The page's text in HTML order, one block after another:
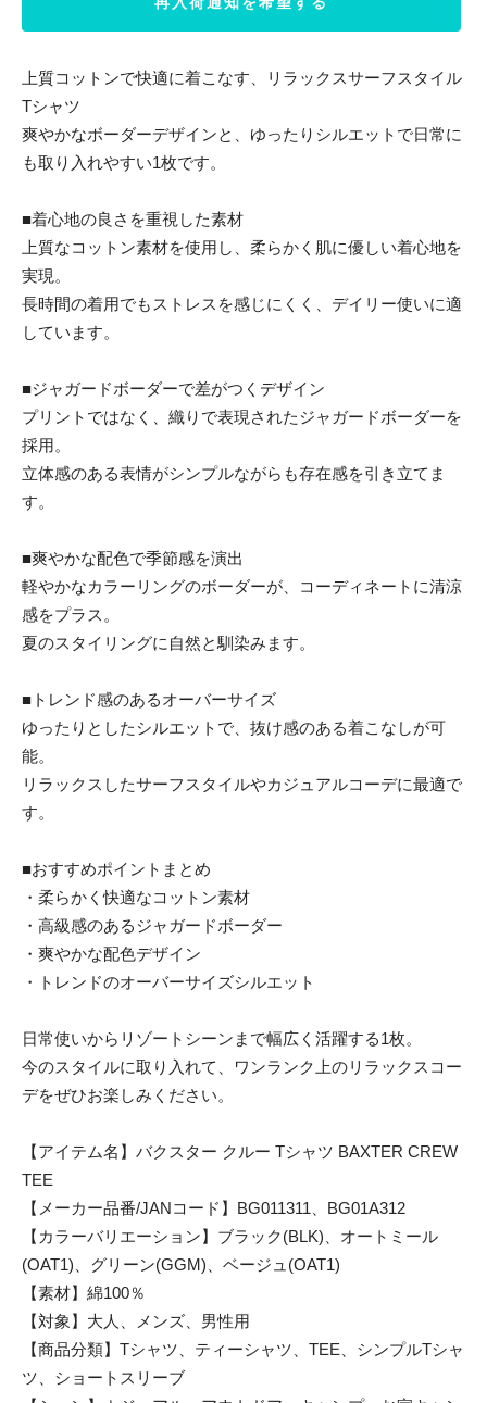
上質コットンで快適に着こなす、リラックスサーフスタイル
Tシャツ
爽やかなボーダーデザインと、ゆったりシルエットで日常に
も取り入れやすい1枚です。
■着心地の良さを重視した素材
上質なコットン素材を使用し、柔らかく肌に優しい着心地を
実現。
長時間の着用でもストレスを感じにくく、デイリー使いに適
しています。
■ジャガードボーダーで差がつくデザイン
プリントではなく、織りで表現されたジャガードボーダーを
採用。
立体感のある表情がシンプルながらも存在感を引き立てま
す。
■爽やかな配色で季節感を演出
軽やかなカラーリングのボーダーが、コーディネートに清涼
感をプラス。
夏のスタイリングに自然と馴染みます。
■トレンド感のあるオーバーサイズ
ゆったりとしたシルエットで、抜け感のある着こなしが可
能。
リラックスしたサーフスタイルやカジュアルコーデに最適で
す。
■おすすめポイントまとめ
・柔らかく快適なコットン素材
・高級感のあるジャガードボーダー
・爽やかな配色デザイン
・トレンドのオーバーサイズシルエット
日常使いからリゾートシーンまで幅広く活躍する1枚。
今のスタイルに取り入れて、ワンランク上のリラックスコー
デをぜひお楽しみください。
【アイテム名】バクスター クルー Tシャツ BAXTER CREW
TEE
【メーカー品番/JANコード】BG011311、BG01A312
【カラーバリエーション】ブラック(BLK)、オートミール
(OAT1)、グリーン(GGM)、ベージュ(OAT1)
【素材】綿100％
【対象】大人、メンズ、男性用
【商品分類】Tシャツ、ティーシャツ、TEE、シンプルTシャ
ツ、ショートスリーブ